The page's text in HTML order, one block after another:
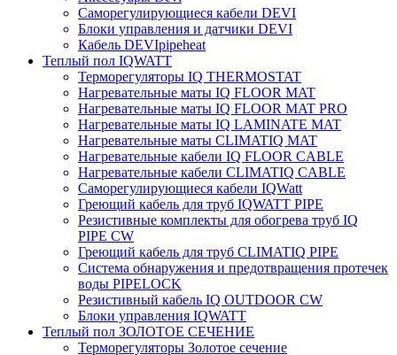
Саморегулирующиеся кабели DEVI
Блоки управления и датчики DEVI
Кабель DEVIpipeheat
Теплый пол IQWATT
Терморегуляторы IQ THERMOSTAT
Нагревательные маты IQ FLOOR MAT
Нагревательные маты IQ FLOOR MAT PRO
Нагревательные маты IQ LAMINATE MAT
Нагревательные маты CLIMATIQ MAT
Нагревательные кабели IQ FLOOR CABLE
Нагревательные кабели CLIMATIQ CABLE
Саморегулирующиеся кабели IQWatt
Греющий кабель для труб IQWATT PIPE
Резистивные комплекты для обогрева труб IQ
PIPE CW
Греющий кабель для труб CLIMATIQ PIPE
Система обнаружения и предотвращения протечек
воды PIPELOCK
Резистивный кабель IQ OUTDOOR CW
Блоки управления IQWATT
Теплый пол ЗОЛОТОЕ СЕЧЕНИЕ
Терморегуляторы Золотое сечение